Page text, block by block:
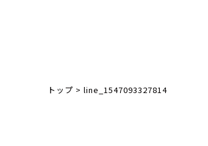
トップ > line_1547093327814